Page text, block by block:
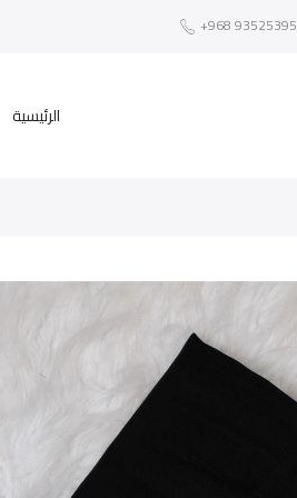
+968 93525395
الرئيسية